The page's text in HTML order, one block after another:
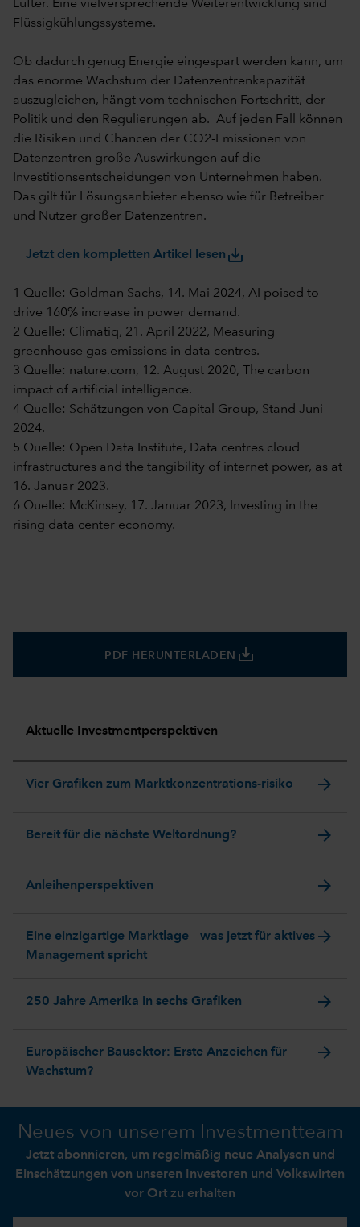
Lüfter. Eine vielversprechende Weiterentwicklung sind
Flüssigkühlungssysteme.
Ob dadurch genug Energie eingespart werden kann, um
das enorme Wachstum der Datenzentrenkapazität
auszugleichen, hängt vom technischen Fortschritt, der
Politik und den Regulierungen ab. Auf jeden Fall können
die Risiken und Chancen der CO2-Emissionen von
Datenzentren große Auswirkungen auf die
Investitionsentscheidungen von Unternehmen haben.
Das gilt für Lösungsanbieter ebenso wie für Betreiber
und Nutzer großer Datenzentren.
Jetzt den kompletten Artikel lesen save_alt
1 Quelle: Goldman Sachs, 14. Mai 2024, AI poised to
drive 160% increase in power demand.
2 Quelle: Climatiq, 21. April 2022, Measuring
greenhouse gas emissions in data centres.
3 Quelle: nature.com, 12. August 2020, The carbon
impact of artificial intelligence.
4 Quelle: Schätzungen von Capital Group, Stand Juni
2024.
5 Quelle: Open Data Institute, Data centres cloud
infrastructures and the tangibility of internet power, as at
16. Januar 2023.
6 Quelle: McKinsey, 17. Januar 2023, Investing in the
rising data center economy.
PDF HERUNTERLADEN save_alt
Aktuelle Investmentperspektiven
Vier Grafiken zum Marktkonzentrations-risiko arrow_forward
Bereit für die nächste Weltordnung? arrow_forward
Anleihenperspektiven arrow_forward
Eine einzigartige Marktlage – was jetzt für aktives
Management spricht
arrow_forward
250 Jahre Amerika in sechs Grafiken arrow_forward
Europäischer Bausektor: Erste Anzeichen für
Wachstum?
arrow_forward
Neues von unserem Investmentteam
Jetzt abonnieren, um regelmäßig neue Analysen und
Einschätzungen von unseren Investoren und Volkswirten
vor Ort zu erhalten